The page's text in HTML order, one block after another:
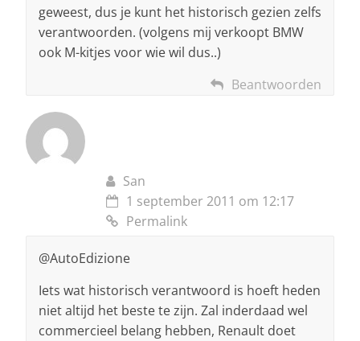
geweest, dus je kunt het historisch gezien zelfs
verantwoorden. (volgens mij verkoopt BMW
ook M-kitjes voor wie wil dus..)
Beantwoorden
San
1 september 2011 om 12:17
Permalink
@AutoEdizione
Iets wat historisch verantwoord is hoeft heden
niet altijd het beste te zijn. Zal inderdaad wel
commercieel belang hebben, Renault doet